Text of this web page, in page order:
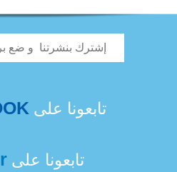
تابعونا على
تابعونا على